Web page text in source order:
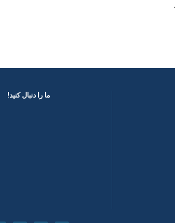
ما را دنبال کنید! ​